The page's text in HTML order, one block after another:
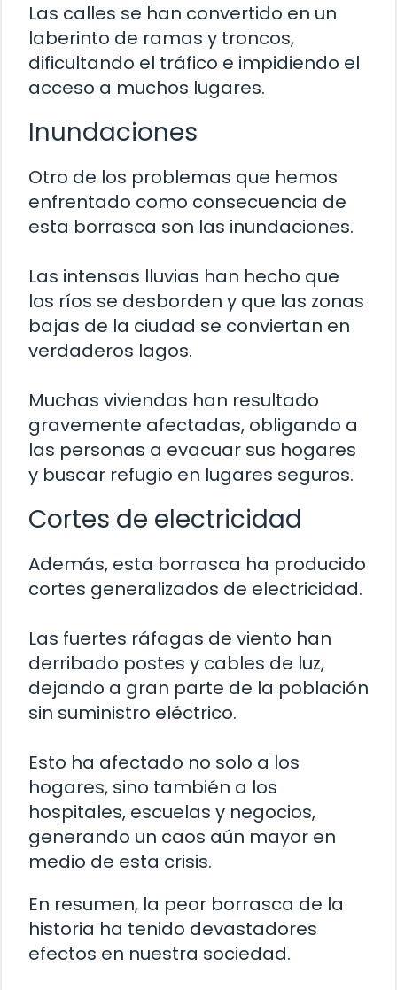
Las calles se han convertido en un
laberinto de ramas y troncos,
dificultando el tráfico e impidiendo el
acceso a muchos lugares.
Inundaciones
Otro de los problemas que hemos
enfrentado como consecuencia de
esta borrasca son las inundaciones.
Las intensas lluvias han hecho que
los ríos se desborden y que las zonas
bajas de la ciudad se conviertan en
verdaderos lagos.
Muchas viviendas han resultado
gravemente afectadas, obligando a
las personas a evacuar sus hogares
y buscar refugio en lugares seguros.
Cortes de electricidad
Además, esta borrasca ha producido
cortes generalizados de electricidad.
Las fuertes ráfagas de viento han
derribado postes y cables de luz,
dejando a gran parte de la población
sin suministro eléctrico.
Esto ha afectado no solo a los
hogares, sino también a los
hospitales, escuelas y negocios,
generando un caos aún mayor en
medio de esta crisis.
En resumen, la peor borrasca de la
historia ha tenido devastadores
efectos en nuestra sociedad.